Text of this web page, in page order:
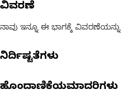
ವಿವರಣೆ
ನಾವು ಇನ್ನೂ ಈ ಭಾಗಕ್ಕೆ ವಿವರಣೆಯನ್ನು
ನಿರ್ದಿಷ್ಟತೆಗಳು
ಹೊಂದಾಣಿಕೆಯಮಾದರಿಗಳು